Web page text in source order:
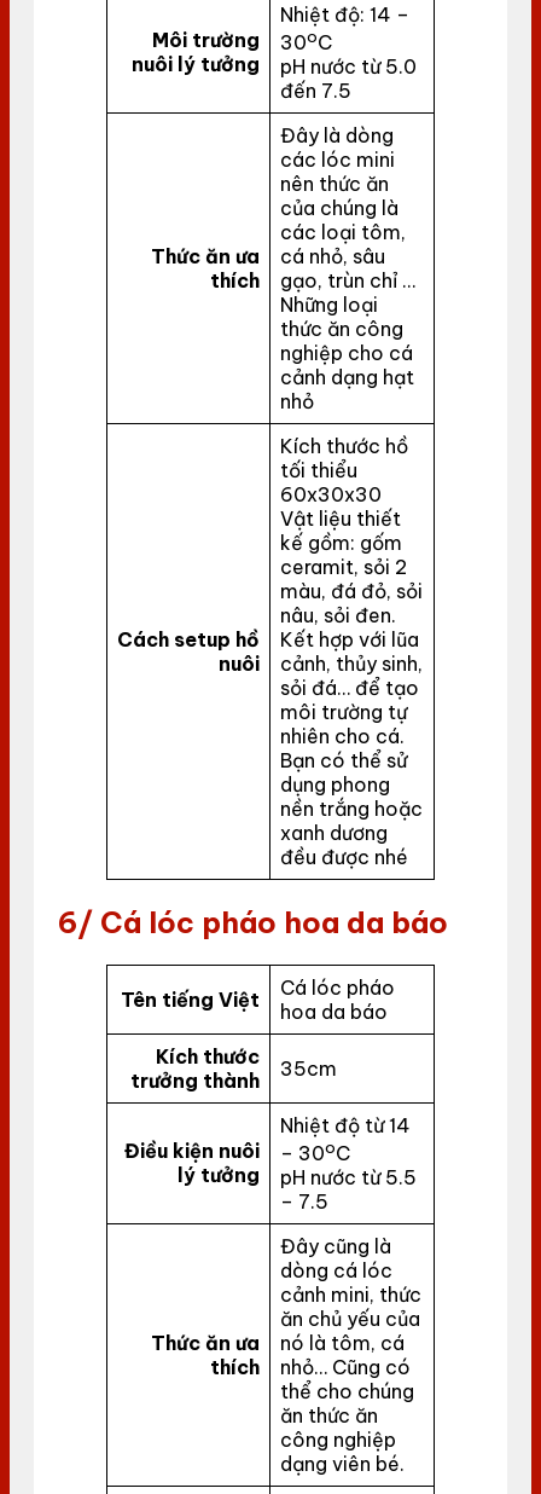
Môi trường
nuôi lý tưởng
Nhiệt độ: 14 –
30oC
pH nước từ 5.0
đến 7.5
Thức ăn ưa
thích
Đây là dòng
các lóc mini
nên thức ăn
của chúng là
các loại tôm,
cá nhỏ, sâu
gạo, trùn chỉ …
Những loại
thức ăn công
nghiệp cho cá
cảnh dạng hạt
nhỏ
Cách setup hồ
nuôi
Kích thước hồ
tối thiểu
60x30x30
Vật liệu thiết
kế gồm: gốm
ceramit, sỏi 2
màu, đá đỏ, sỏi
nâu, sỏi đen.
Kết hợp với lũa
cảnh, thủy sinh,
sỏi đá… để tạo
môi trường tự
nhiên cho cá.
Bạn có thể sử
dụng phong
nền trắng hoặc
xanh dương
đều được nhé
6/ Cá lóc pháo hoa da báo
Tên tiếng Việt
Cá lóc pháo
hoa da báo
Kích thước
trưởng thành
35cm
Điều kiện nuôi
lý tưởng
Nhiệt độ từ 14
– 30oC
pH nước từ 5.5
– 7.5
Thức ăn ưa
thích
Đây cũng là
dòng cá lóc
cảnh mini, thức
ăn chủ yếu của
nó là tôm, cá
nhỏ… Cũng có
thể cho chúng
ăn thức ăn
công nghiệp
dạng viên bé.